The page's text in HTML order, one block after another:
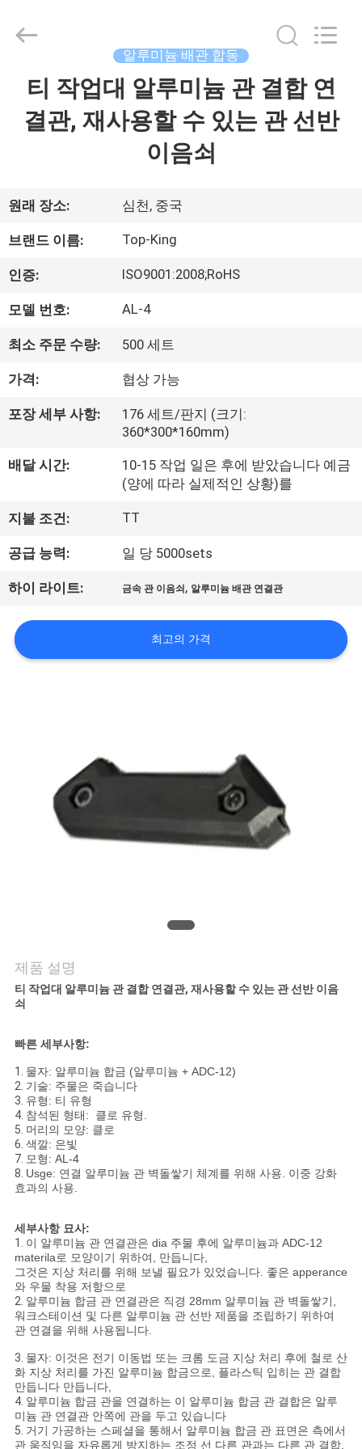
우
리
에
것
공
투
어
질
용
을
요
청
하
십
시
SITEMAP
개
인
정
보
보
2026
Reserved.
알루미늄 배관 합동
티 작업대 알루미늄 관 결합 연
결관, 재사용할 수 있는 관 선반
이음쇠
원래 장소: 심천, 중국
브랜드 이름: Top-King
인증: ISO9001:2008;RoHS
모델 번호: AL-4
최소 주문 수량: 500 세트
가격: 협상 가능
포장 세부 사항:
176 세트/판지 (크기:
360*300*160mm)
배달 시간:
10-15 작업 일은 후에 받았습니다 예금
(양에 따라 실제적인 상황)를
지불 조건: TT
공급 능력: 일 당 5000sets
하이 라이트: 금속 관 이음쇠 , 알루미늄 배관 연결관
최고의 가격
제품 설명
티 작업대 알루미늄 관 결합 연결관, 재사용할 수 있는 관 선반 이음
쇠
빠른 세부사항:
1. 물자: 알루미늄 합금 (알루미늄 + ADC-12)
2. 기술: 주물은 죽습니다
3. 유형: 티 유형
4. 참석된 형태: 클로 유형.
5. 머리의 모양: 클로
6. 색깔: 은빛
7. 모형: AL-4
8. Usge: 연결 알루미늄 관 벽돌쌓기 체계를 위해 사용. 이중 강화
효과의 사용.
세부사항 묘사:
1. 이 알루미늄 관 연결관은 dia 주물 후에 알루미늄과 ADC-12
materila로 모양이기 위하여, 만듭니다,
그것은 지상 처리를 위해 보낼 필요가 있었습니다. 좋은 apperance
와 우물 착용 저항으로
2. 알루미늄 합금 관 연결관은 직경 28mm 알루미늄 관 벽돌쌓기,
워크스테이션 및 다른 알루미늄 관 선반 제품을 조립하기 위하여
관 연결을 위해 사용됩니다.
3. 물자: 이것은 전기 이동법 또는 크롬 도금 지상 처리 후에 철로 산
화 지상 처리를 가진 알루미늄 합금으로, 플라스틱 입히는 관 결합
만듭니다 만듭니다,
4. 알루미늄 합금 관을 연결하는 이 알루미늄 합금 관 결합은 알루
미늄 관 연결관 안쪽에 관을 두고 있습니다
5. 거기 가공하는 스페셜을 통해서 알루미늄 합금 관 표면은 측에서
관 움직임을 자유롭게 방지하는 조정 선 다른 관과는 다른 관 결합,